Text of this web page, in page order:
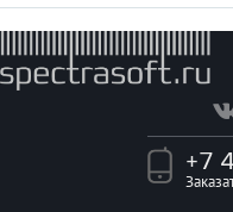
+7